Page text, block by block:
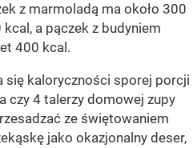
z marmoladą ma około 300
a pączek z budyniem
400 kcal.
się kaloryczności sporej porcji
czy 4 talerzy domowej zupy
ze świętowaniem
jako okazjonalny deser,